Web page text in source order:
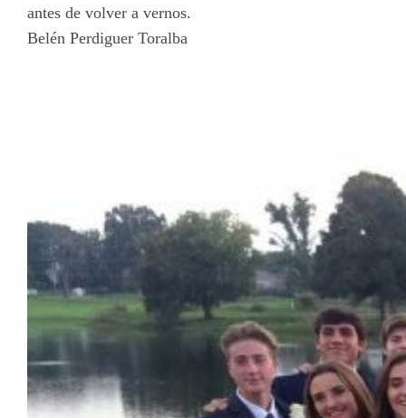
antes de volver a vernos.
Belén Perdiguer Toralba